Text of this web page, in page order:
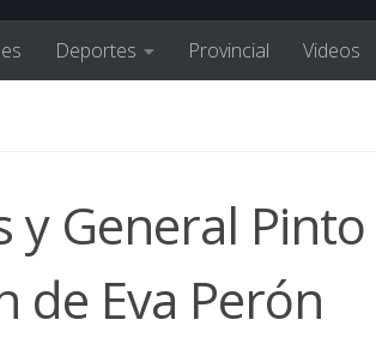
Deportes Provincial Videos
y General
de Eva Perón